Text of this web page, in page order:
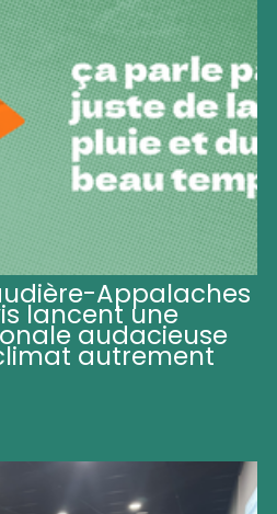
Appalaches
lancent une
audacieuse
autrement